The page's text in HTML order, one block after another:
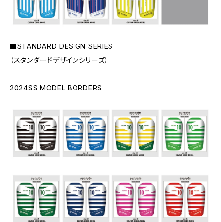
■STANDARD DESIGN SERIES
（スタンダードデザインシリーズ）
2024SS MODEL BORDERS